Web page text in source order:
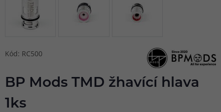
Kód: RC500
BP Mods TMD žhavící hlava
1ks